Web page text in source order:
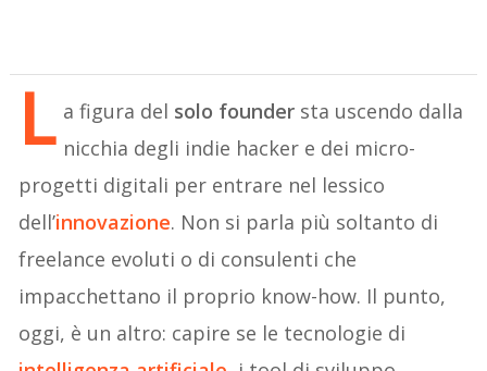
L a figura del solo founder sta uscendo dalla
nicchia degli indie hacker e dei micro-
progetti digitali per entrare nel lessico
dell’innovazione. Non si parla più soltanto di
freelance evoluti o di consulenti che
impacchettano il proprio know-how. Il punto,
oggi, è un altro: capire se le tecnologie di